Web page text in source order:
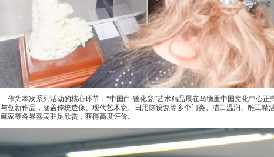
作为本次系列活动的核心环节，“中国白·德化瓷”艺术精品展在马德里中国文化中心
与创新作品，涵盖传统造像、现代艺术瓷、日用陈设瓷等多个门类。洁白温润、雕工精
藏家等各界嘉宾驻足欣赏，获得高度评价。